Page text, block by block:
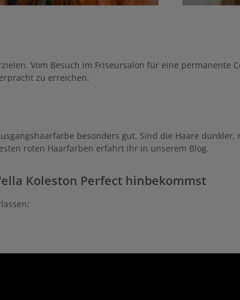
Vom Besuch im Friseursalon für eine permanente
zu erreichen.
besonders gut. Sind die Haare
roten Haarfarben erfahrt ihr in unserem Blog.
Koleston Perfect hinbekommst